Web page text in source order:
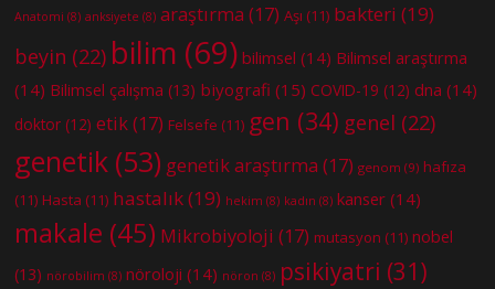
Anatomi (8) anksiyete (8) araştırma (17) Aşı (11) bakteri (19)
beyin (22) bilim (69) bilimsel (14) Bilimsel araştırma
(14) Bilimsel çalışma (13) biyografi (15) COVID-19 (12) dna (14)
doktor (12) etik(17) Felsefe (11) gen (34) genel (22)
genetik (53) genetik araştırma (17) genom (9) hafıza
(11) Hasta (11) hastalık(19) hekim (8) kadın (8) kanser (14)
makale (45) Mikrobiyoloji (17) mutasyon (11) nobel
(13) nörobilim (8) nöroloji (14) nöron (8) psikiyatri (31)